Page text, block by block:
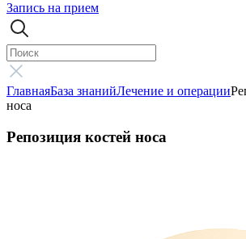
Запись на прием
ГлавнаяБаза знанийЛечение и операции
носа
Репозиция костей носа